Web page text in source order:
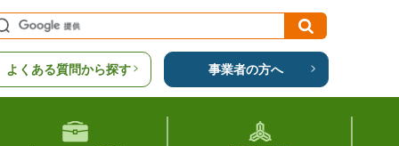
よくある質問から探す 事業者の方へ